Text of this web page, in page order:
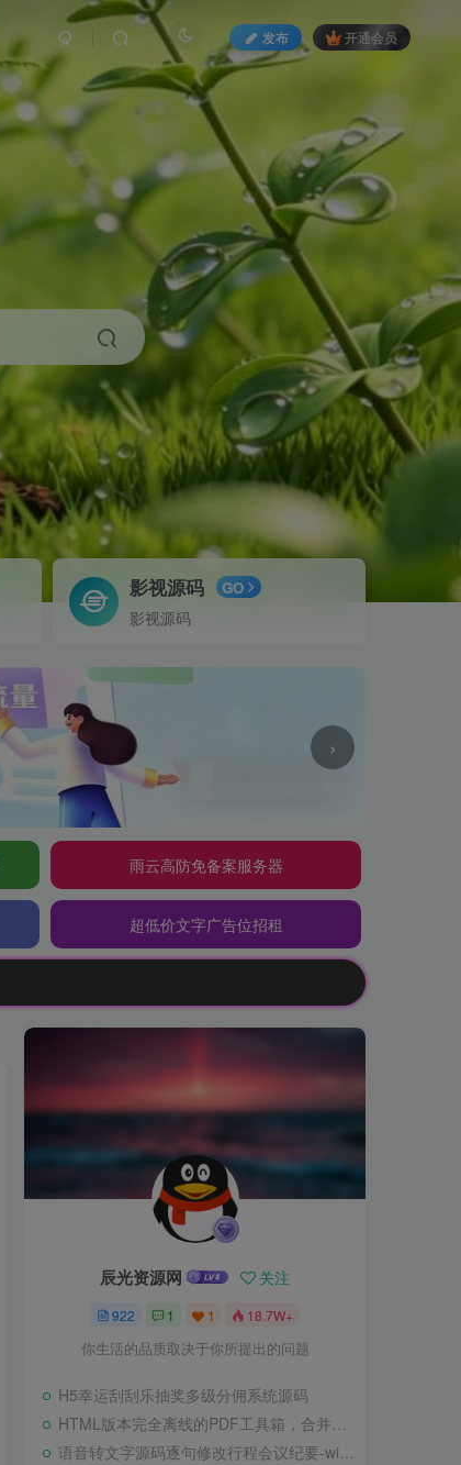
发布 开通会员
影视源码 GO
影视源码
›
雨云高防免备案服务器
超低价文字广告位招租
辰光资源网 关注
922 1 1 18.7W+
你生活的品质取决于你所提出的问题
H5幸运刮刮乐抽奖多级分佣系统源码
HTML版本完全离线的PDF工具箱，合并、拆分、旋转、删除、PDF转图片、图片转PDF
语音转文字源码逐句修改行程会议纪要-wisper版本